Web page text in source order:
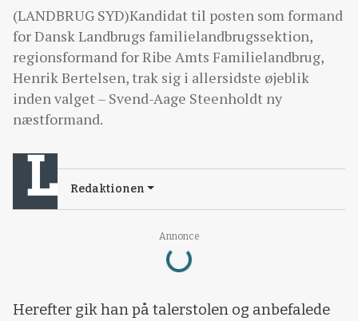
Annonce
Loading...
(LANDBRUG SYD)Kandidat til posten som formand
for Dansk Landbrugs familielandbrugssektion,
regionsformand for Ribe Amts Familielandbrug,
Henrik Bertelsen, trak sig i allersidste øjeblik
inden valget – Svend-Aage Steenholdt ny
næstformand.
Redaktionen
Herefter gik han på talerstolen og anbefalede